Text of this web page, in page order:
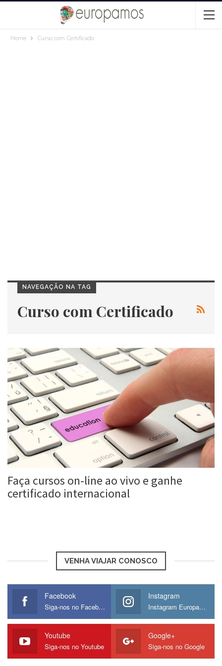
Home Curso com Certificado
NAVEGAÇÃO NA TAG
Curso com Certificado
Faça cursos on-line ao vivo e ganhe
certificado internacional
VENHA VIAJAR CONOSCO
Facebook
Siga-nos no Facebook
Instagram
Instagram Europamos
Youtube
Siga-nos no Youtube
Google+
Siga-nos no Google